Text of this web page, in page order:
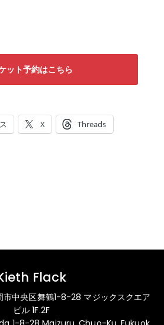
ット予約はこちら
X Threads
Flack
中央区舞鶴1-8-28 マジックスクエア
ビル 1F.2F